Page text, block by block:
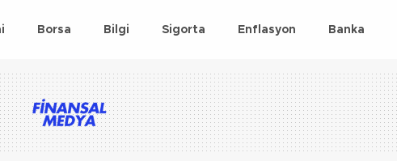
Borsa Bilgi Sigorta Enflasyon Banka